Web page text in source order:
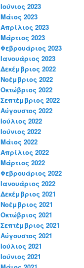
Ιούνιος 2023
Μάιος 2023
Απρίλιος 2023
Μάρτιος 2023
Φεβρουάριος 2023
Ιανουάριος 2023
Δεκέμβριος 2022
Νοέμβριος 2022
Οκτώβριος 2022
Σεπτέμβριος 2022
Αύγουστος 2022
Ιούλιος 2022
Ιούνιος 2022
Μάιος 2022
Απρίλιος 2022
Μάρτιος 2022
Φεβρουάριος 2022
Ιανουάριος 2022
Δεκέμβριος 2021
Νοέμβριος 2021
Οκτώβριος 2021
Σεπτέμβριος 2021
Αύγουστος 2021
Ιούλιος 2021
Ιούνιος 2021